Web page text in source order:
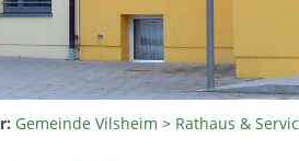
Gemeinde Vilsheim > Rathaus &